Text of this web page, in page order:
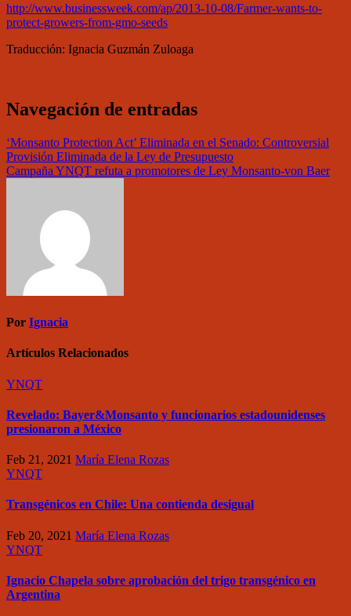
http://www.businessweek.com/ap/2013-10-08/Farmer-wants-to-
protect-growers-from-gmo-seeds
Traducción: Ignacia Guzmán Zuloaga
Navegación de entradas
‘Monsanto Protection Act’ Eliminada en el Senado: Controversial
Provisión Eliminada de la Ley de Presupuesto
Campaña YNQT refuta a promotores de Ley Monsanto-von Baer
Por Ignacia
Artículos Relacionados
YNQT
Revelado: Bayer&Monsanto y funcionarios estadounidenses
presionaron a México
Feb 21, 2021 María Elena Rozas
YNQT
Transgénicos en Chile: Una contienda desigual
Feb 20, 2021 María Elena Rozas
YNQT
Ignacio Chapela sobre aprobación del trigo transgénico en
Argentina